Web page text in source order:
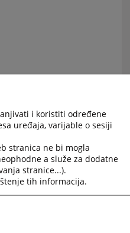
i koristiti određene
uređaja, varijable o sesiji
stranica ne bi mogla
a služe za dodatne
stranice...).
tih informacija.